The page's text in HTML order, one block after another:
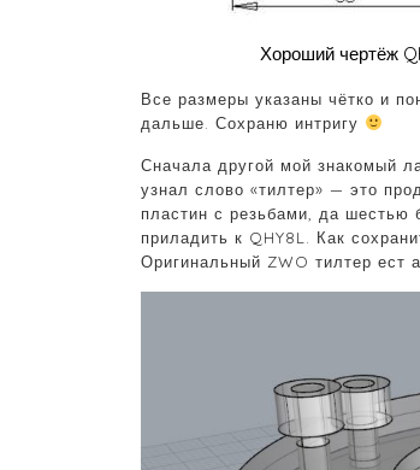
Хороший чертёж
Все размеры указаны чётко и
дальше. Сохраню интригу
Сначала другой мой знакомый
узнал слово «тилтер» — это
пластин с резьбами, да шестью
приладить к QHY8L. Как
Оригинальный ZWO тилтер ест